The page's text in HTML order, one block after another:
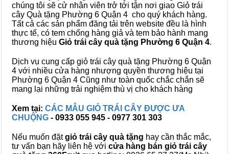
chúng tôi sẽ cử nhân viên trở tới tận nơi giao Giỏ trái
cây Quà tặng Phường 6 Quận 4 cho quý khách hàng.
Tất cả các sản phẩm đăng tải trên website đều là hình
thực tế, có tem chống hàng giả và tem bảo hành mang
thương hiệu Giỏ trái cây quà tặng Phường 6 Quận 4.
Dịch vụ cung cấp giỏ trái cây quà tặng Phường 6 Quận
4 với nhiều cửa hàng nhượng quyền thương hiệu tại
Phường 6 Quận 4 Cũng như toàn quốc chắc chắn sẽ
mang lại những trải nghiệm thù vị cho khách hàng
Xem tại: CÁC MẪU GIỎ TRÁI CÂY ĐƯỢC ƯA
CHUỘNG - 0933 055 945 - 0977 301 303
Nếu muốn đặtgiỏ trái cây quà tặng hay cần thắc mắc,
tư vấn bạn hãy liên hệ với cửa hàng bán giỏ trái cây